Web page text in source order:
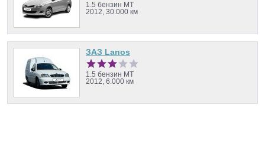
1.5 бензин MT
2012, 30.000 км
ЗАЗ Lanos
1.5 бензин MT
2012, 6.000 км